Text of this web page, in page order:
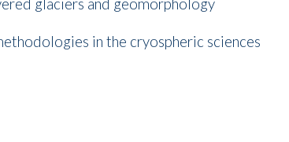
glaciers and geomorphology
in the cryospheric sciences